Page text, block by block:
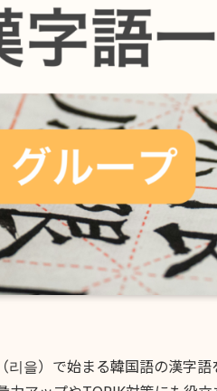
을）で始まる韓国語の漢字語